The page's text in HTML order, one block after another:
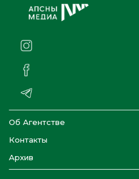
Об Агентстве
Контакты
Архив